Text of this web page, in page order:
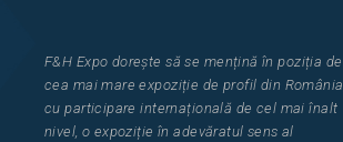
F&H Expo dorește să se mențină în poziția de
cea mai mare expoziție de profil din România
cu participare internațională de cel maiînalt
nivel, o expoziție în adevăratul sens al